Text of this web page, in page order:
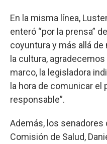
En la misma línea,
enteró “por la prensa”
coyuntura y más allá
la cultura,
marco, la legisladora
la hora de comunicar el
responsable”.
Además, los senadores
Comisión de Salud,